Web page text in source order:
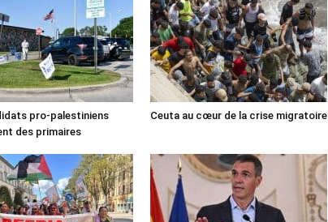
pro-palestiniens
des primaires
Ceuta au cœur de la crise migratoire